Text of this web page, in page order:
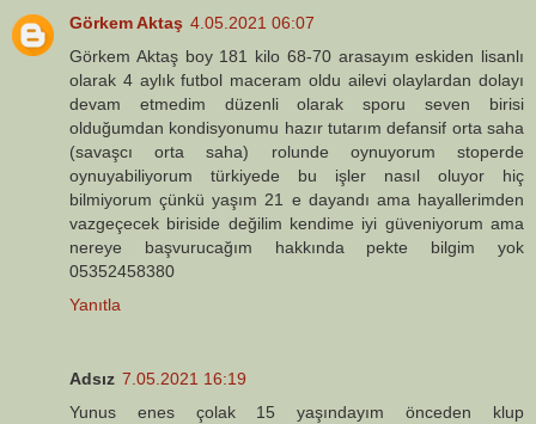
Görkem Aktaş 4.05.2021 06:07
Görkem Aktaş boy 181 kilo 68-70 arasayım eskiden lisanlı
olarak 4 aylık futbol maceram oldu ailevi olaylardan dolayı
devam etmedim düzenli olarak sporu seven birisi
olduğumdan kondisyonumu hazır tutarım defansif orta saha
(savaşcı orta saha) rolunde oynuyorum stoperde
oynuyabiliyorum türkiyede bu işler nasıl oluyor hiç
bilmiyorum çünkü yaşım 21 e dayandı ama hayallerimden
vazgeçecek biriside değilim kendime iyi güveniyorum ama
nereye başvurucağım hakkında pekte bilgim yok
05352458380
Yanıtla
Adsız 7.05.2021 16:19
Yunus enes çolak 15 yaşındayım önceden klup